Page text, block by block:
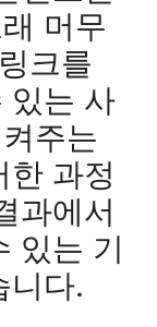
머무
크를
있는 사
주는
한 과정
과에서
있는 기
니다.